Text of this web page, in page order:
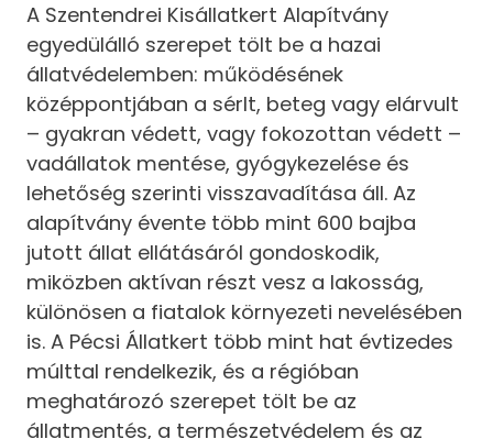
A Szentendrei Kisállatkert Alapítvány
egyedülálló szerepet tölt be a hazai
állatvédelemben: működésének
középpontjában a sérlt, beteg vagy elárvult
– gyakran védett, vagy fokozottan védett –
vadállatok mentése, gyógykezelése és
lehetőség szerinti visszavadítása áll. Az
alapítvány évente több mint 600 bajba
jutott állat ellátásáról gondoskodik,
miközben aktívan részt vesz a lakosság,
különösen a fiatalok környezeti nevelésében
is. A Pécsi Állatkert több mint hat évtizedes
múlttal rendelkezik, és a régióban
meghatározó szerepet tölt be az
állatmentés, a természetvédelem és az